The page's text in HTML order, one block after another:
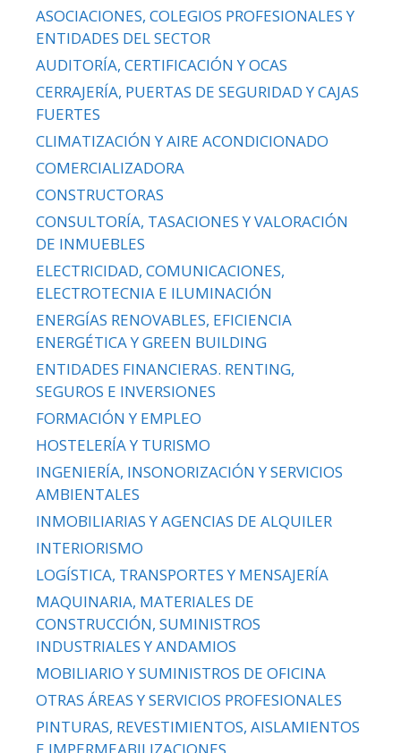
ASOCIACIONES, COLEGIOS PROFESIONALES Y
ENTIDADES DEL SECTOR
AUDITORÍA, CERTIFICACIÓN Y OCAS
CERRAJERÍA, PUERTAS DE SEGURIDAD Y CAJAS
FUERTES
CLIMATIZACIÓN Y AIRE ACONDICIONADO
COMERCIALIZADORA
CONSTRUCTORAS
CONSULTORÍA, TASACIONES Y VALORACIÓN
DE INMUEBLES
ELECTRICIDAD, COMUNICACIONES,
ELECTROTECNIA E ILUMINACIÓN
ENERGÍAS RENOVABLES, EFICIENCIA
ENERGÉTICA Y GREEN BUILDING
ENTIDADES FINANCIERAS. RENTING,
SEGUROS E INVERSIONES
FORMACIÓN Y EMPLEO
HOSTELERÍA Y TURISMO
INGENIERÍA, INSONORIZACIÓN Y SERVICIOS
AMBIENTALES
INMOBILIARIAS Y AGENCIAS DE ALQUILER
INTERIORISMO
LOGÍSTICA, TRANSPORTES Y MENSAJERÍA
MAQUINARIA, MATERIALES DE
CONSTRUCCIÓN, SUMINISTROS
INDUSTRIALES Y ANDAMIOS
MOBILIARIO Y SUMINISTROS DE OFICINA
OTRAS ÁREAS Y SERVICIOS PROFESIONALES
PINTURAS, REVESTIMIENTOS, AISLAMIENTOS
E IMPERMEABILIZACIONES